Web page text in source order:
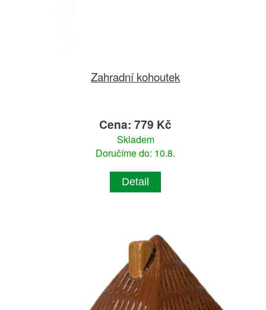
Zahradní kohoutek
Cena: 779 Kč
Skladem
Doručíme do: 10.8.
Detail